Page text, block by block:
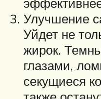
Улучшение
Уйдет не
жирок.
глазами,
секущиеся